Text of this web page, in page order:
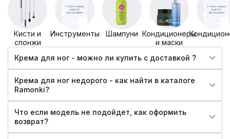
Кисти и
спонжи
Инструменты Шампуни Кондиционеры
и маски
Крема для ног - можно ли купить c доставкой ?
Крема для ног недорого - как найти в каталоге
Ramonki?
Что если модель не подойдет, как оформить
возврат?